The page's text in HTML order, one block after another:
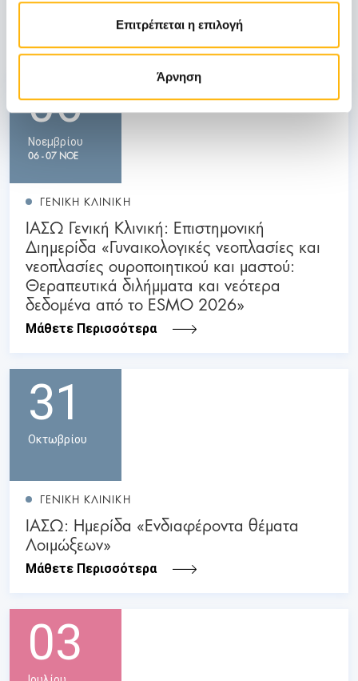
Επιτρέπεται η επιλογή
Άρνηση
Δείτε Επίσης
06
Νοεμβρίου
06 - 07 ΝΟΕ
ΓΕΝΙΚΗ ΚΛΙΝΙΚΗ
ΙΑΣΩ Γενική Κλινική: Επιστημονική
Διημερίδα «Γυναικολογικές νεοπλασίες και
νεοπλασίες ουροποιητικού και μαστού:
Θεραπευτικά διλήμματα και νεότερα
δεδομένα από το ESMO 2026»
Μάθετε Περισσότερα
31
Οκτωβρίου
ΓΕΝΙΚΗ ΚΛΙΝΙΚΗ
ΙΑΣΩ: Ημερίδα «Ενδιαφέροντα θέματα
Λοιμώξεων»
Μάθετε Περισσότερα
03